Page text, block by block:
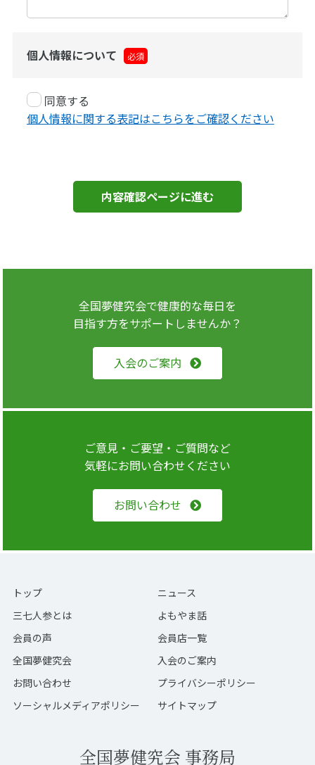
個人情報について 必須
同意する
個人情報に関する表記はこちらをご確認ください
全国夢健究会で健康的な毎日を
目指す方をサポートしませんか？
入会のご案内
ご意見・ご要望・ご質問など
気軽にお問い合わせください
お問い合わせ
トップ
ニュース
三七人参とは
よもやま話
会員の声
会員店一覧
全国夢健究会
入会のご案内
お問い合わせ
プライバシーポリシー
ソーシャルメディアポリシー
サイトマップ
全国夢健究会 事務局